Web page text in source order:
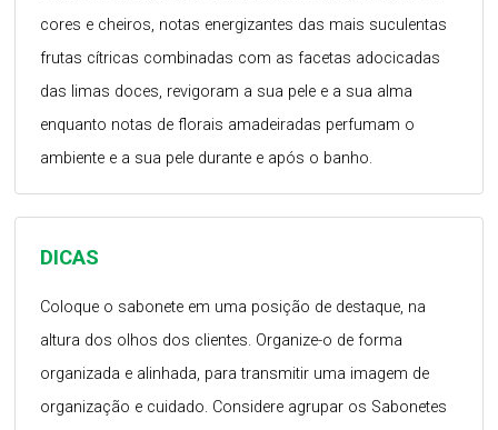
DICAS
Coloque o sabonete em uma posição de destaque, na
altura dos olhos dos clientes. Organize-o de forma
organizada e alinhada, para transmitir uma imagem de
organização e cuidado. Considere agrupar os Sabonetes
cores e cheiros, notas energizantes das mais suculentas
frutas cítricas combinadas com as facetas adocicadas
das limas doces, revigoram a sua pele e a sua alma
enquanto notas de florais amadeiradas perfumam o
ambiente e a sua pele durante e após o banho.